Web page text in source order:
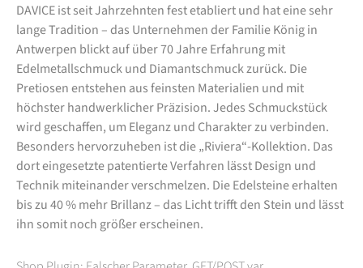
DAVICE ist seit Jahrzehnten fest etabliert und hat eine sehr
lange Tradition – das Unternehmen der Familie König in
Antwerpen blickt auf über 70 Jahre Erfahrung mit
Edelmetallschmuck und Diamantschmuck zurück. Die
Pretiosen entstehen aus feinsten Materialien und mit
höchster handwerklicher Präzision. Jedes Schmuckstück
wird geschaffen, um Eleganz und Charakter zu verbinden.
Besonders hervorzuheben ist die „Riviera“-Kollektion. Das
dort eingesetzte patentierte Verfahren lässt Design und
Technik miteinander verschmelzen. Die Edelsteine erhalten
bis zu 40 % mehr Brillanz – das Licht trifft den Stein und lässt
ihn somit noch größer erscheinen.